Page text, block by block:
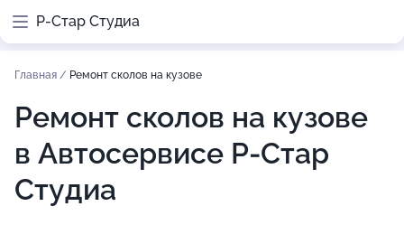
Р-Стар Студиа
Главная / Ремонт сколов на кузове
Ремонт сколов на кузове
в Автосервисе Р-Стар
Студиа